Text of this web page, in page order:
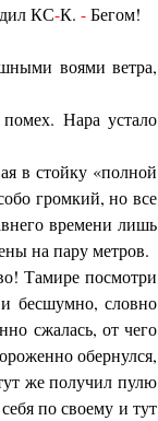
КС-К. -Бегом!
воями ветра,
Нара устало
в стойку «полной
громкий, но все
времени лишь
на пару метров.
Тамире посмотри
бесшумно, словно
сжалась, от чего
обернулся,
же получил пулю
по своему и тут